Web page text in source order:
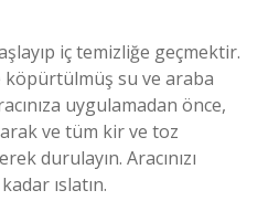
iç temizliğe geçmektir.
köpürtülmüş su ve araba
uygulamadan önce,
ve tüm kir ve toz
durulayın. Aracınızı
ıslatın.